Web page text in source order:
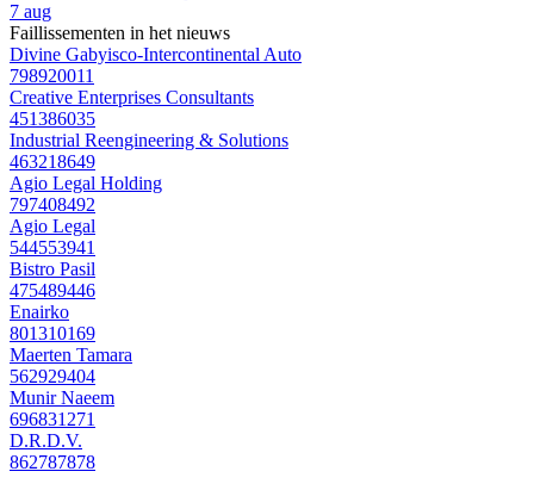
7 aug
Faillissementen in het nieuws
Divine Gabyisco-Intercontinental Auto
798920011
Creative Enterprises Consultants
451386035
Industrial Reengineering & Solutions
463218649
Agio Legal Holding
797408492
Agio Legal
544553941
Bistro Pasil
475489446
Enairko
801310169
Maerten Tamara
562929404
Munir Naeem
696831271
D.R.D.V.
862787878